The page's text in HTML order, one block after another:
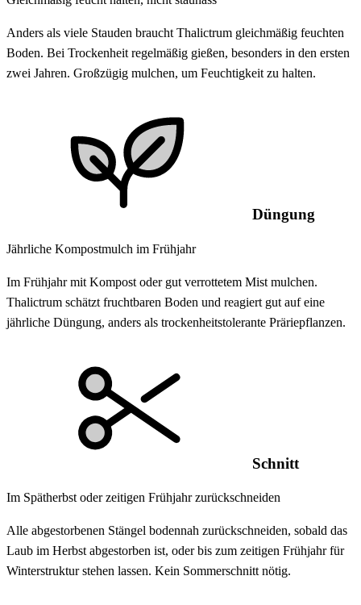
Anders als viele Stauden braucht Thalictrum gleichmäßig feuchten
Boden. Bei Trockenheit regelmäßig gießen, besonders in den ersten
zwei Jahren. Großzügig mulchen, um Feuchtigkeit zu halten.
Düngung
Jährliche Kompostmulch im Frühjahr
Im Frühjahr mit Kompost oder gut verrottetem Mist mulchen.
Thalictrum schätzt fruchtbaren Boden und reagiert gut auf eine
jährliche Düngung, anders als trockenheitstolerante Präriepflanzen.
Schnitt
Im Spätherbst oder zeitigen Frühjahr zurückschneiden
Alle abgestorbenen Stängel bodennah zurückschneiden, sobald das
Laub im Herbst abgestorben ist, oder bis zum zeitigen Frühjahr für
Winterstruktur stehen lassen. Kein Sommerschnitt nötig.